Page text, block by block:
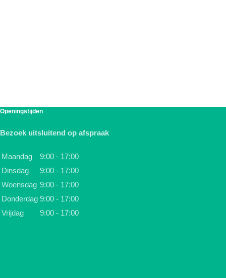
Openingstijden
Bezoek uitsluitend op afspraak
Maandag
9:00 - 17:00
Dinsdag
9:00 - 17:00
Woensdag 9:00 - 17:00
Donderdag 9:00 - 17:00
Vrijdag
9:00 - 17:00